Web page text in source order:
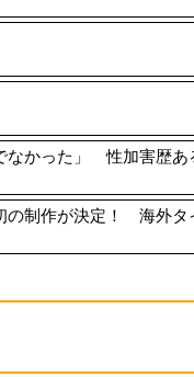
なかった」 性加害歴あ
の制作が決定！ 海外タ